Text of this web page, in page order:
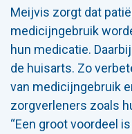
Meijvis zorgt dat
medicijngebruik
hun medicatie.
de huisarts. Zo
van medicijngebruik
zorgverleners zoals
“Een groot voordeel